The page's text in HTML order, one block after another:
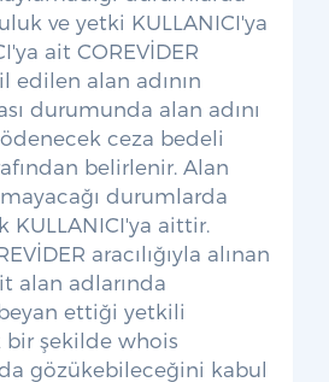
ve yetki KULLANICI'ya
ait COREVİDER
edilen alan adının
durumunda alan adını
ceza bedeli
belirlenir. Alan
durumlarda
aittir.
aracılığıyla alınan
alan adlarında
beyan ettiği yetkili
bir şekilde whois
gözükebileceğini kabul